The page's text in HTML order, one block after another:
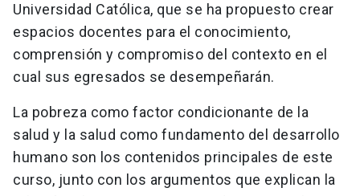
Universidad Católica, que se ha propuesto crear
espacios docentes para el conocimiento,
comprensión y compromiso del contexto en el
cual sus egresados se desempeñarán.
La pobreza como factor condicionante de la
salud y la salud como fundamento del desarrollo
humano son los contenidos principales de este
curso, junto con los argumentos que explican la